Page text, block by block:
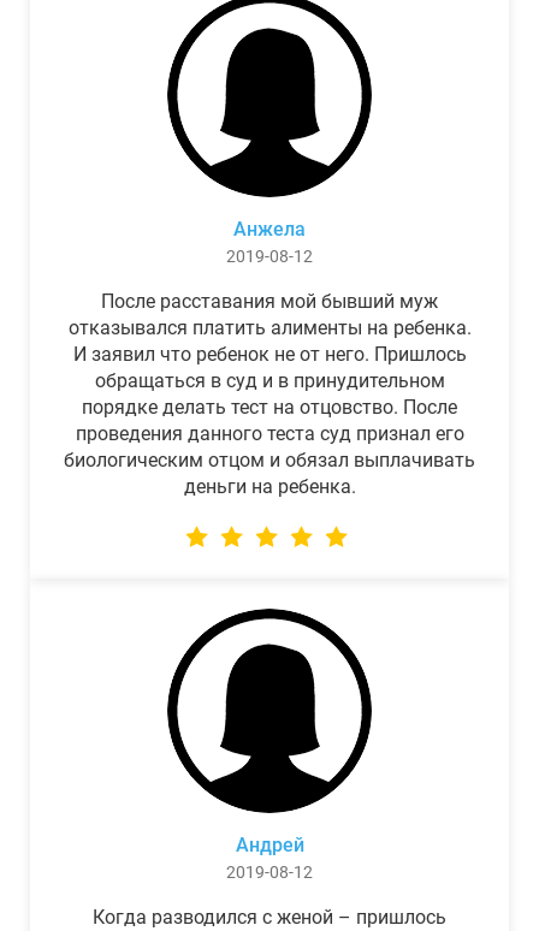
Анжела
2019-08-12
После расставания мой бывший муж
отказывался платить алименты на ребенка.
И заявил что ребенок не от него. Пришлось
обращаться в суд и в принудительном
порядке делать тест на отцовство. После
проведения данного теста суд признал его
биологическим отцом и обязал выплачивать
деньги на ребенка.
Андрей
2019-08-12
Когда разводился с женой – пришлось